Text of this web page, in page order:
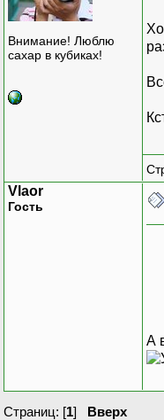
Внимание! Люблю
сахар в кубиках!
Vlaor
Гость
А
Страниц: [1] Вверх